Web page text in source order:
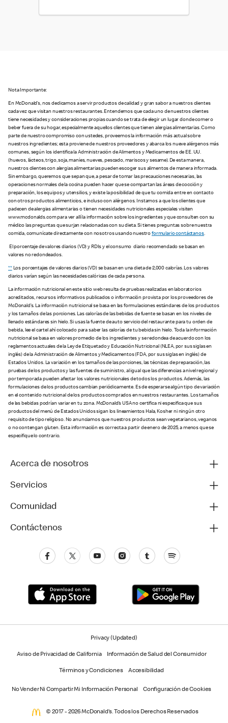
Nota Importante:
En McDonald’s, nos dedicamos a servir productos de calidad y gran sabor a nuestros clientes
cada vez que visitan nuestros restaurantes. Entendemos que cada uno de nuestros clientes
tiene necesidades y consideraciones propias cuando se trata de elegir un lugar donde comer o
beber fuera de su hogar, especialmente aquellos clientes que tienen alergias alimentarias. Como
parte de nuestro compromiso con ustedes, proveemos la información más actual sobre
nuestros ingredientes; esta proviene de nuestros proveedores y abarca los nueve alérgenos más
comunes, según los identifica la Administración de Alimentos y Medicamentos de EE. UU.
(huevos, lácteos, trigo, soja, maníes, nueves, pescado, mariscos y sesame). De esta manera,
nuestros clientes con alergias alimentarias pueden escoger sus alimentos de manera informada.
Sin embargo, queremos que sepan que, a pesar de tomar las precauciones necesarias, las
operaciones normales de la cocina pueden hacer que se compartan las áreas de cocción y
preparación, los equipos y utensilios, y existe la posibilidad de que tu comida entre en contacto
con otros productos alimenticios, e incluso con alérgenos. Instamos a que los clientes que
padecen de alergias alimentarias o tienen necesidades nutricionales especiales visiten
www.mcdonalds.com para ver allí la información sobre los ingredientes y que consulten con su
médico las preguntas que surjan relacionadas con su dieta. Si tienes preguntas sobre nuestra
comida, comunícate directamente con nosotros usando nuestroformulario contáctanos.
El porcentaje de valores diarios (VD) y RDIs y el consumo diario recomendado se basan en
valores no redondeados.
**Los porcentajes de valores diarios (VD) se basan en una dieta de 2,000 calorías. Los valores
diarios varían según las necesidades calóricas de cada persona.
La información nutricional en este sitio web resulta de pruebas realizadas en laboratorios
acreditados, recursos informativos publicados o información provista por los proveedores de
McDonald’s. La información nutricional se basa en las formulaciones estándares de los productos
y los tamaños de las porciones. Las calorías de las bebidas de fuente se basan en los niveles de
llenado estándares sin hielo. Si usas la fuente de auto servicio del restaurante para tu orden de
bebida, lee el cartel ahí colocado para saber las calorías de tu bebida sin hielo. Toda la información
nutricional se basa en valores promedio de los ingredientes y se redondea de acuerdo con los
reglamentos actuales de la Ley de Etiquetado y Educación Nutricional (NLEA, por sus siglas en
inglés) de la Administración de Alimentos y Medicamentos (FDA, por sus siglas en inglés) de
Estados Unidos. La variación en los tamaños de las porciones, las técnicas de preparación, las
pruebas de los productos y las fuentes de suministro, al igual que las diferencias a nivel regional y
por temporada pueden afectar los valores nutricionales de todos los productos. Además, las
formulaciones de los productos cambian periódicamente. Es de esperarse algún tipo de variación
en el contenido nutricional de los productos comprados en nuestros restaurantes. Los tamaños
de las bebidas podrían variar en tu zona. McDonald’s USA no certifica ni especifica que sus
productos del menú de Estados Unidos sigan los lineamientos Hala, Kosher ni ningún otro
requisito de tipo religioso. No anunciamos que nuestros productos sean vegetarianos, veganos
o no contengan gluten. Esta información es correcta a partir de enero de 2025, a menos que se
especifique lo contrario.
Acerca de nosotros
Servicios
Comunidad
Contáctenos
Privacy (Updated)
Aviso de Privacidad de California Información de Salud del Consumidor
Términos y Condiciones Accesibilidad
No Vender Ni Compartir Mi Información Personal Configuración de Cookies
© 2017 - 2026 McDonald’s. Todos los Derechos Reservados